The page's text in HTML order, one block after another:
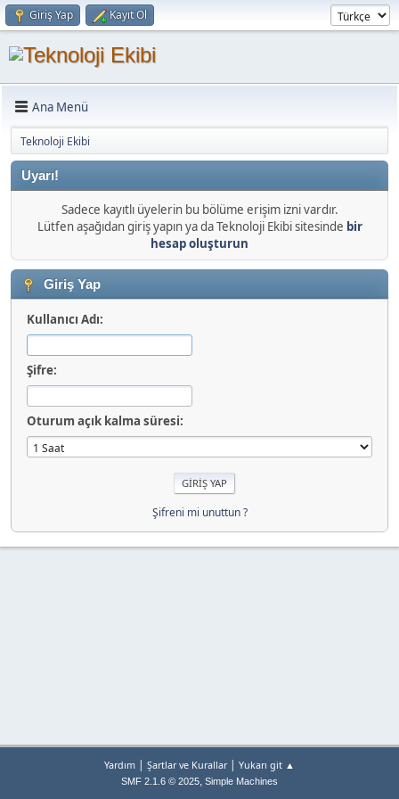
Giriş Yap Kayıt Ol
Ana Menü
Teknoloji Ekibi
Uyarı!
Sadece kayıtlı üyelerin bu bölüme erişim izni vardır.
Lütfen aşağıdan giriş yapın ya da Teknoloji Ekibi sitesinde bir
hesap oluşturun
Giriş Yap
Kullanıcı Adı:
Şifre:
Oturum açık kalma süresi:
Şifreni mi unuttun ?
Yardım | Şartlar ve Kurallar| Yukarı git ▲
SMF 2.1.6 © 2025, Simple Machines